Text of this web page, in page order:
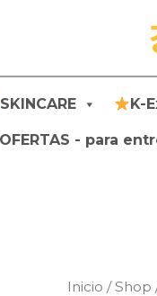
SKINCARE K-
OFERTAS - para
Inicio /Shop